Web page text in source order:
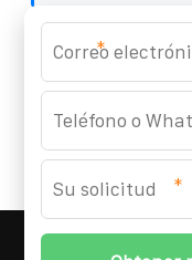
Gran oferta de
exteriores
¿Cuál es el
YOUFOTO
*
*